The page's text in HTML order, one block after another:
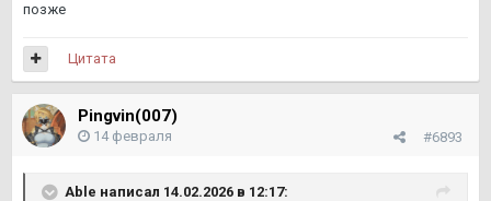
позже
Цитата
Pingvin(007)
#6893
14 февраля
Able написал 14.02.2026 в 12:17: